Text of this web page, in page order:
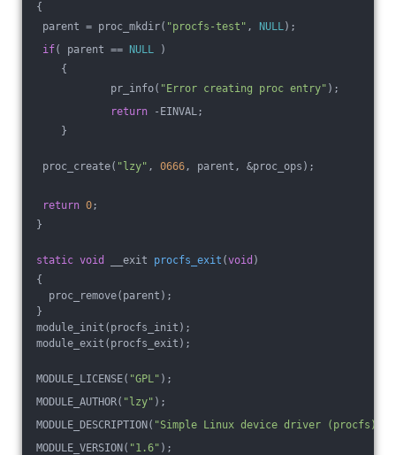
{
parent = proc_mkdir( "procfs-test" , NULL);
if( parent == NULL )
{
pr_info( "Error creating proc entry" );
return -EINVAL;
}
proc_create( "lzy" , 0666, parent, &proc_ops);
return 0;
}
static void __exit procfs_exit (void )
{
proc_remove(parent);
}
module_init(procfs_init);
module_exit(procfs_exit);
MODULE_LICENSE( "GPL" );
MODULE_AUTHOR( "lzy" );
MODULE_DESCRIPTION( "Simple Linux device driver (procfs)"
MODULE_VERSION( "1.6" );